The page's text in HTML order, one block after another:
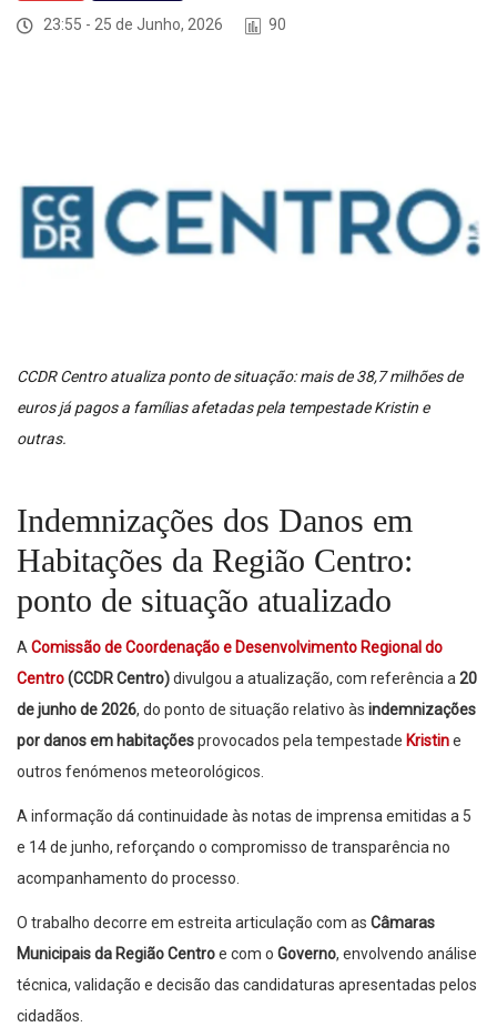
23:55 - 25 de Junho, 2026
90
CCDR Centro atualiza ponto de situação: mais de 38,7 milhões de
euros já pagos a famílias afetadas pela tempestade Kristin e
outras.
Indemnizações dos Danos em
Habitações da Região Centro:
ponto de situação atualizado
AComissão de Coordenação e Desenvolvimento Regional do
Centro(CCDR Centro)divulgou a atualização, com referência a20
de junho de 2026, do ponto de situação relativo às indemnizações
por danos em habitaçõesprovocados pela tempestade Kristine
outros fenómenos meteorológicos.
A informação dá continuidade às notas de imprensa emitidas a 5
e 14 de junho, reforçando o compromisso de transparência no
acompanhamento do processo.
O trabalho decorre em estreita articulação com as Câmaras
Municipais da Região Centroe com o Governo, envolvendo análise
técnica, validação e decisão das candidaturas apresentadas pelos
cidadãos.